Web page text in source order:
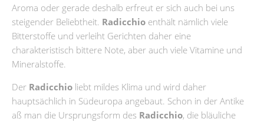
Aroma oder gerade deshalb erfreut er sich auch bei uns
steigender Beliebtheit. Radicchio enthält nämlich viele
Bitterstoffe und verleiht Gerichten daher eine
charakteristisch bittere Note, aber auch viele Vitamine und
Mineralstoffe.
Der Radicchio liebt mildes Klima und wird daher
hauptsächlich in Südeuropa angebaut. Schon in der Antike
aß man die Ursprungsform des Radicchio, die bläuliche